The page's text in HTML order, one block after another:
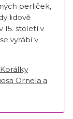
perliček,
lidově
15. století v
vyrábí v
Korálky
Ornela a